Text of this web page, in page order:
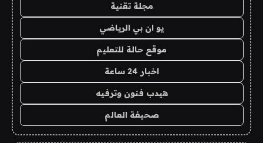
مجلة تقنية
يو ان بي الرياضي
موقع حالة للتعليم
اخبار 24 ساعة
هيدب فنون وترفيه
صحيفة العالم